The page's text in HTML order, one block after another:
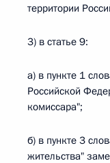
территории
3) в статье 9:
а) в пункте 1
Российской
комиссара";
б) в пункте 3
жительства"